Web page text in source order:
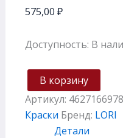
575,00 ₽
Доступность: В
В корзину
Артикул:
Краски Бренд: LORI
Детали